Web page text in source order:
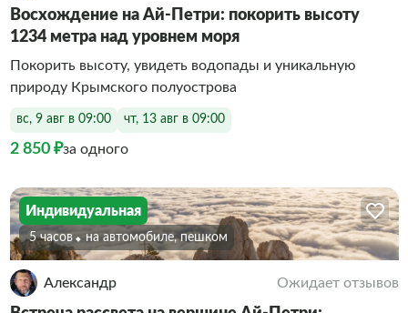
Восхождение на Ай-Петри: покорить высоту
1234 метра над уровнем моря
Покорить высоту, увидеть водопады и уникальную
природу Крымского полуострова
вс, 9 авг в 09:00 чт, 13 авг в 09:00
2 850 ₽за одного
Индивидуальная
5 часов На автомобиле, пешком
Александр Ожидает отзывов